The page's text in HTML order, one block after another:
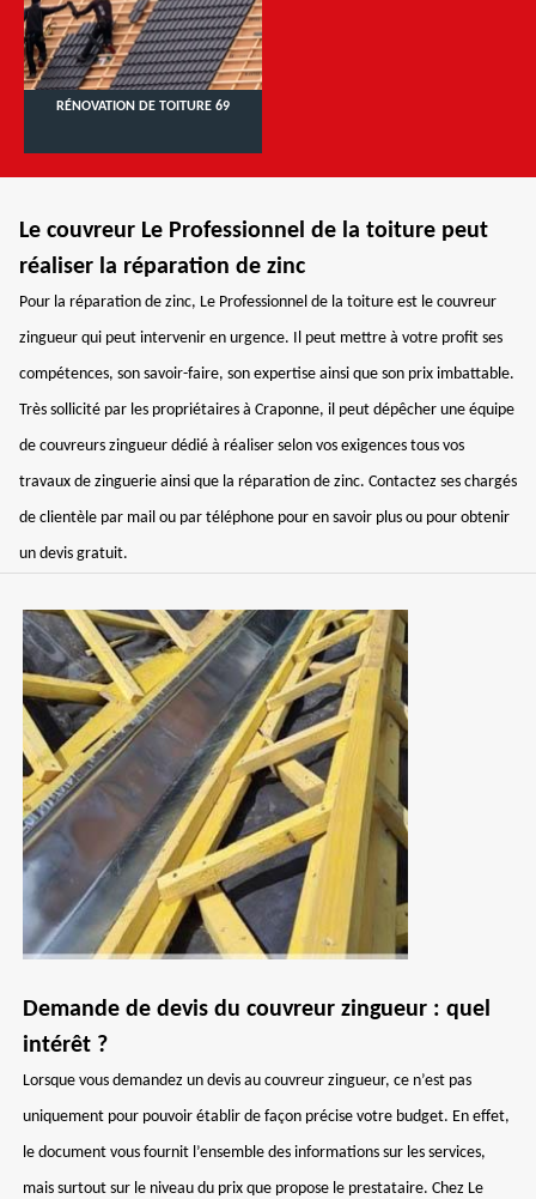
RÉNOVATION DE TOITURE 69
Le couvreur Le Professionnel de la toiture peut
réaliser la réparation de zinc
Pour la réparation de zinc, Le Professionnel de la toiture est le couvreur
zingueur qui peut intervenir en urgence. Il peut mettre à votre profit ses
compétences, son savoir-faire, son expertise ainsi que son prix imbattable.
Très sollicité par les propriétaires à Craponne, il peut dépêcher une équipe
de couvreurs zingueur dédié à réaliser selon vos exigences tous vos
travaux de zinguerie ainsi que la réparation de zinc. Contactez ses chargés
de clientèle par mail ou par téléphone pour en savoir plus ou pour obtenir
un devis gratuit.
Demande de devis du couvreur zingueur : quel
intérêt ?
Lorsque vous demandez un devis au couvreur zingueur, ce n’est pas
uniquement pour pouvoir établir de façon précise votre budget. En effet,
le document vous fournit l’ensemble des informations sur les services,
mais surtout sur le niveau du prix que propose le prestataire. Chez Le